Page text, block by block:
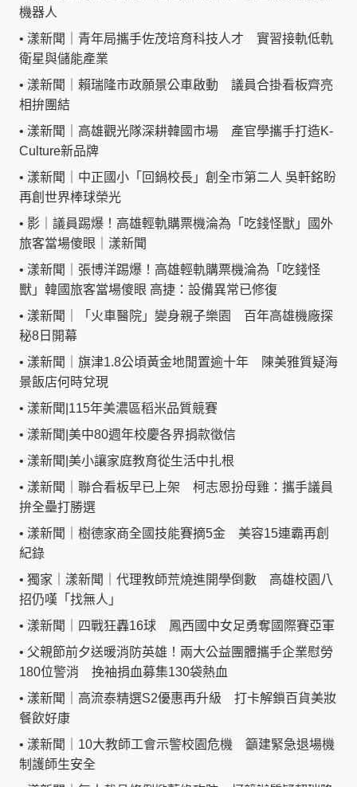
機器人
• 漾新聞｜青年局攜手佐茂培育科技人才 實習接軌低軌
衛星與儲能產業
• 漾新聞｜賴瑞隆市政願景公車啟動 議員合掛看板齊亮
相拚團結
• 漾新聞｜高雄觀光隊深耕韓國市場 產官學攜手打造K-
Culture新品牌
• 漾新聞｜中正國小「回鍋校長」創全市第二人 吳軒銘盼
再創世界棒球榮光
• 影｜議員踢爆！高雄輕軌購票機淪為「吃錢怪獸」國外
旅客當場傻眼｜漾新聞
• 漾新聞｜張博洋踢爆！高雄輕軌購票機淪為「吃錢怪
獸」韓國旅客當場傻眼 高捷：設備異常已修復
• 漾新聞｜「火車醫院」變身親子樂園 百年高雄機廠探
秘8日開幕
• 漾新聞｜旗津1.8公頃黃金地閒置逾十年 陳美雅質疑海
景飯店何時兌現
• 漾新聞|115年美濃區稻米品質競賽
• 漾新聞|美中80週年校慶各界捐款徵信
• 漾新聞|美小讓家庭教育從生活中扎根
• 漾新聞｜聯合看板早已上架 柯志恩扮母雞：攜手議員
拚全壘打勝選
• 漾新聞｜樹德家商全國技能賽摘5金 美容15連霸再創
紀錄
• 獨家｜漾新聞｜代理教師荒燒進開學倒數 高雄校園八
招仍嘆「找無人」
• 漾新聞｜四戰狂轟16球 鳳西國中女足勇奪國際賽亞軍
• 父親節前夕送暖消防英雄！兩大公益團體攜手企業慰勞
180位警消 挽袖捐血募集130袋熱血
• 漾新聞｜高流泰精選S2優惠再升級 打卡解鎖百貨美妝
餐飲好康
• 漾新聞｜10大教師工會示警校園危機 籲建緊急退場機
制護師生安全